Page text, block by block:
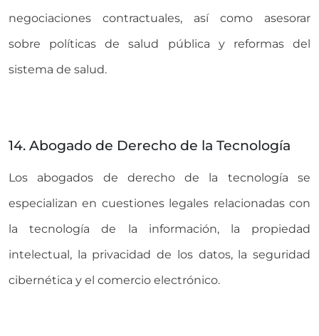
negociaciones contractuales, así como asesorar
sobre políticas de salud pública y reformas del
sistema de salud.
14. Abogado de Derecho de la Tecnología
Los abogados de derecho de la tecnología se
especializan en cuestiones legales relacionadas con
la tecnología de la información, la propiedad
intelectual, la privacidad de los datos, la seguridad
cibernética y el comercio electrónico.